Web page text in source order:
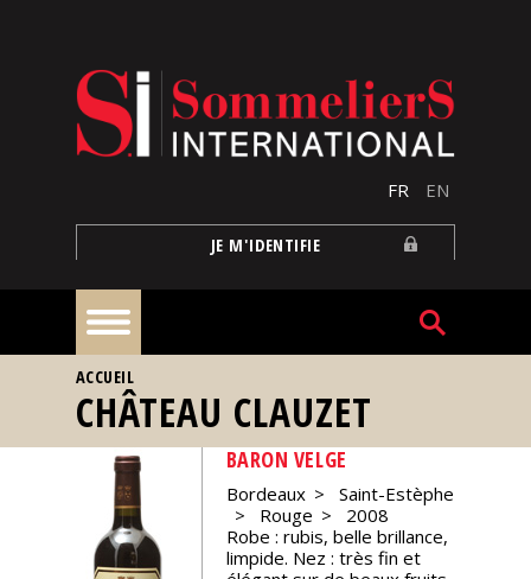
FR EN
JE M'IDENTIFIE
À
la
une
Reportages
Nos
VOUS ÊTES ICI
ACCUEIL
CHÂTEAU CLAUZET
BARON VELGE
Bordeaux
Saint-Estèphe
Rouge
2008
Robe : rubis, belle brillance,
limpide. Nez : très fin et